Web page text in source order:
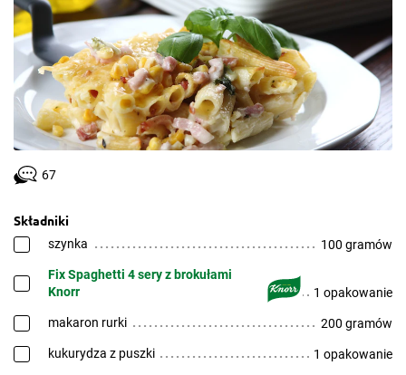
67
Składniki
szynka 100 gramów
Fix Spaghetti 4 sery z brokułami
Knorr
1 opakowanie
makaron rurki 200 gramów
kukurydza z puszki 1 opakowanie